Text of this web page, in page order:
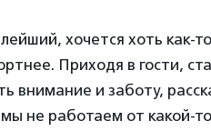
хочется хоть как-
Приходя в гости,
внимание и заботу,
не работаем от какой-